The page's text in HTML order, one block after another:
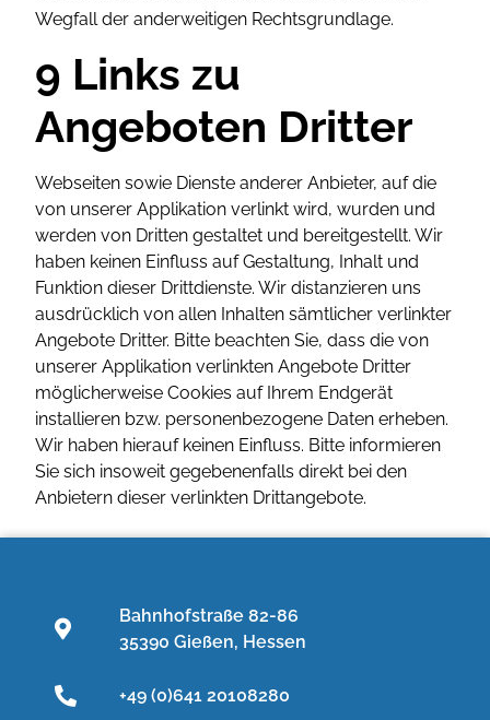
Wegfall der anderweitigen Rechtsgrundlage.
9 Links zu
Angeboten Dritter
Webseiten sowie Dienste anderer Anbieter, auf die
von unserer Applikation verlinkt wird, wurden und
werden von Dritten gestaltet und bereitgestellt. Wir
haben keinen Einfluss auf Gestaltung, Inhalt und
Funktion dieser Drittdienste. Wir distanzieren uns
ausdrücklich von allen Inhalten sämtlicher verlinkter
Angebote Dritter. Bitte beachten Sie, dass die von
unserer Applikation verlinkten Angebote Dritter
möglicherweise Cookies auf Ihrem Endgerät
installieren bzw. personenbezogene Daten erheben.
Wir haben hierauf keinen Einfluss. Bitte informieren
Sie sich insoweit gegebenenfalls direkt bei den
Anbietern dieser verlinkten Drittangebote.
Bahnhofstraße 82-86
35390 Gießen, Hessen
+49 (0)641 20108280